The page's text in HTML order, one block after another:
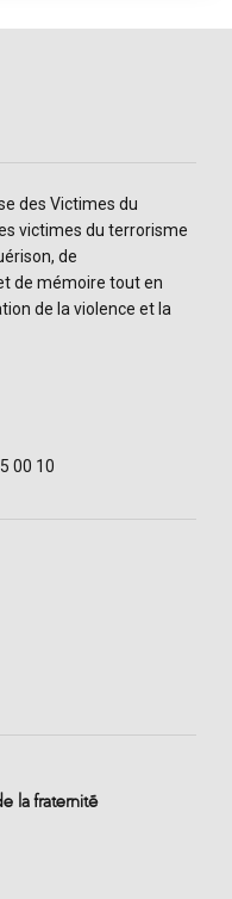
des Victimes du
victimes du terrorisme
de
de mémoire tout en
de la violence et la
00 10
la fraternité